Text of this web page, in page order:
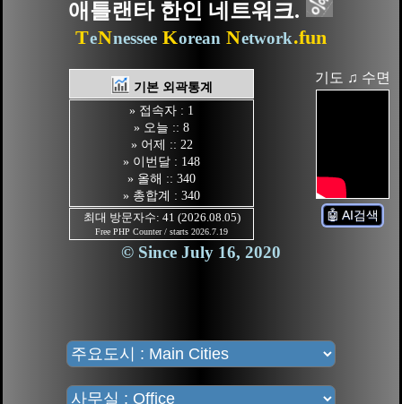
애틀랜타 한인 네트워크.
TeNnessee Korean Network.fun
기본 외곽통계
» 접속자 : 1
» 오늘 :: 8
» 어제 :: 22
» 이번달 : 148
» 올해 :: 340
» 총합계 : 340
최대 방문자수: 41 (2026.08.05)
Free PHP Counter / starts 2026.7.19
기도 ♫ 수면
🤖 AI검색
© Since July 16, 2020